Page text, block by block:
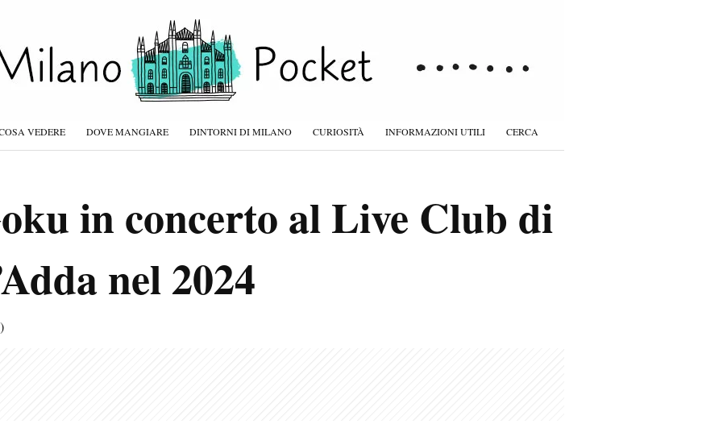
VEDERE DOVE MANGIARE DINTORNI DI MILANO CURIOSITÀ INFORMAZIONI UTILI CERCA
in concerto al Live Club di
nel 2024